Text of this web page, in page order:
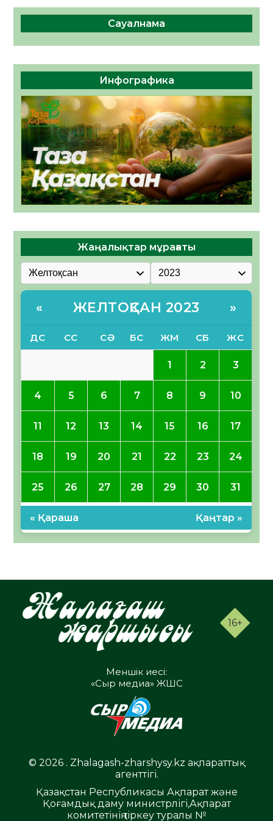
Сауалнама
Инфографика
Жаңалықтар мұрағаты
« ЖЕЛТОҚСАН 2023 »
ДС СС СӘ БС ЖМ СБ ЖС
1 2 3
4 5 6 7 8 9 10
11 12 13 14 15 16 17
18 19 20 21 22 23 24
25 26 27 28 29 30 31
« Қараша Қаңтар »
16+
Меншік иесі:
«Сыр медиа» ЖШС
© 2026 . Zhalagash-zharshysy.kz ақпараттық
агенттігі.
Қазақстан Республикасы Ақпарат және
Қоғамдық даму министрлігі,Ақпарат
комитетінің тіркеу туралы №